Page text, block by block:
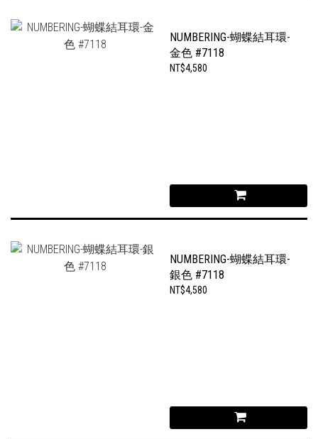
NUMBERING-蝴蝶結耳環-
金色 #7118
NT$4,580
NUMBERING-蝴蝶結耳環-
銀色 #7118
NT$4,580